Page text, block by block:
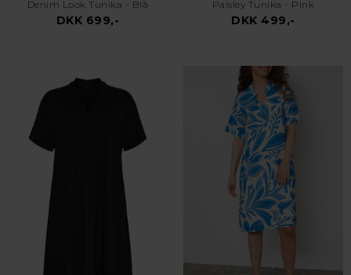
Denim Look Tunika - Blå
DKK 699,-
Paisley Tunika - Pink
DKK 499,-